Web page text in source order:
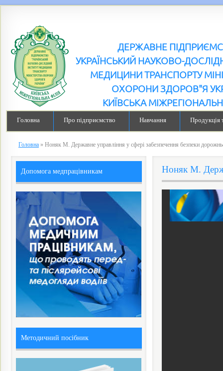
ДЕРЖАВНЕ
УКРАЇНСЬКИЙ НАУКОВО-
МЕДИЦИНИ ТРАНСПОРТУ
ОХОРОНИ ЗДОРОВ"Я
КИЇВСЬКА
Головна Про підприємство Навчання Продукція
Головна » Ноняк М. Державне управління у сфері забезпечення безпеки
Ноняк М.
Допомога медпрацівникам
Методичний посібник